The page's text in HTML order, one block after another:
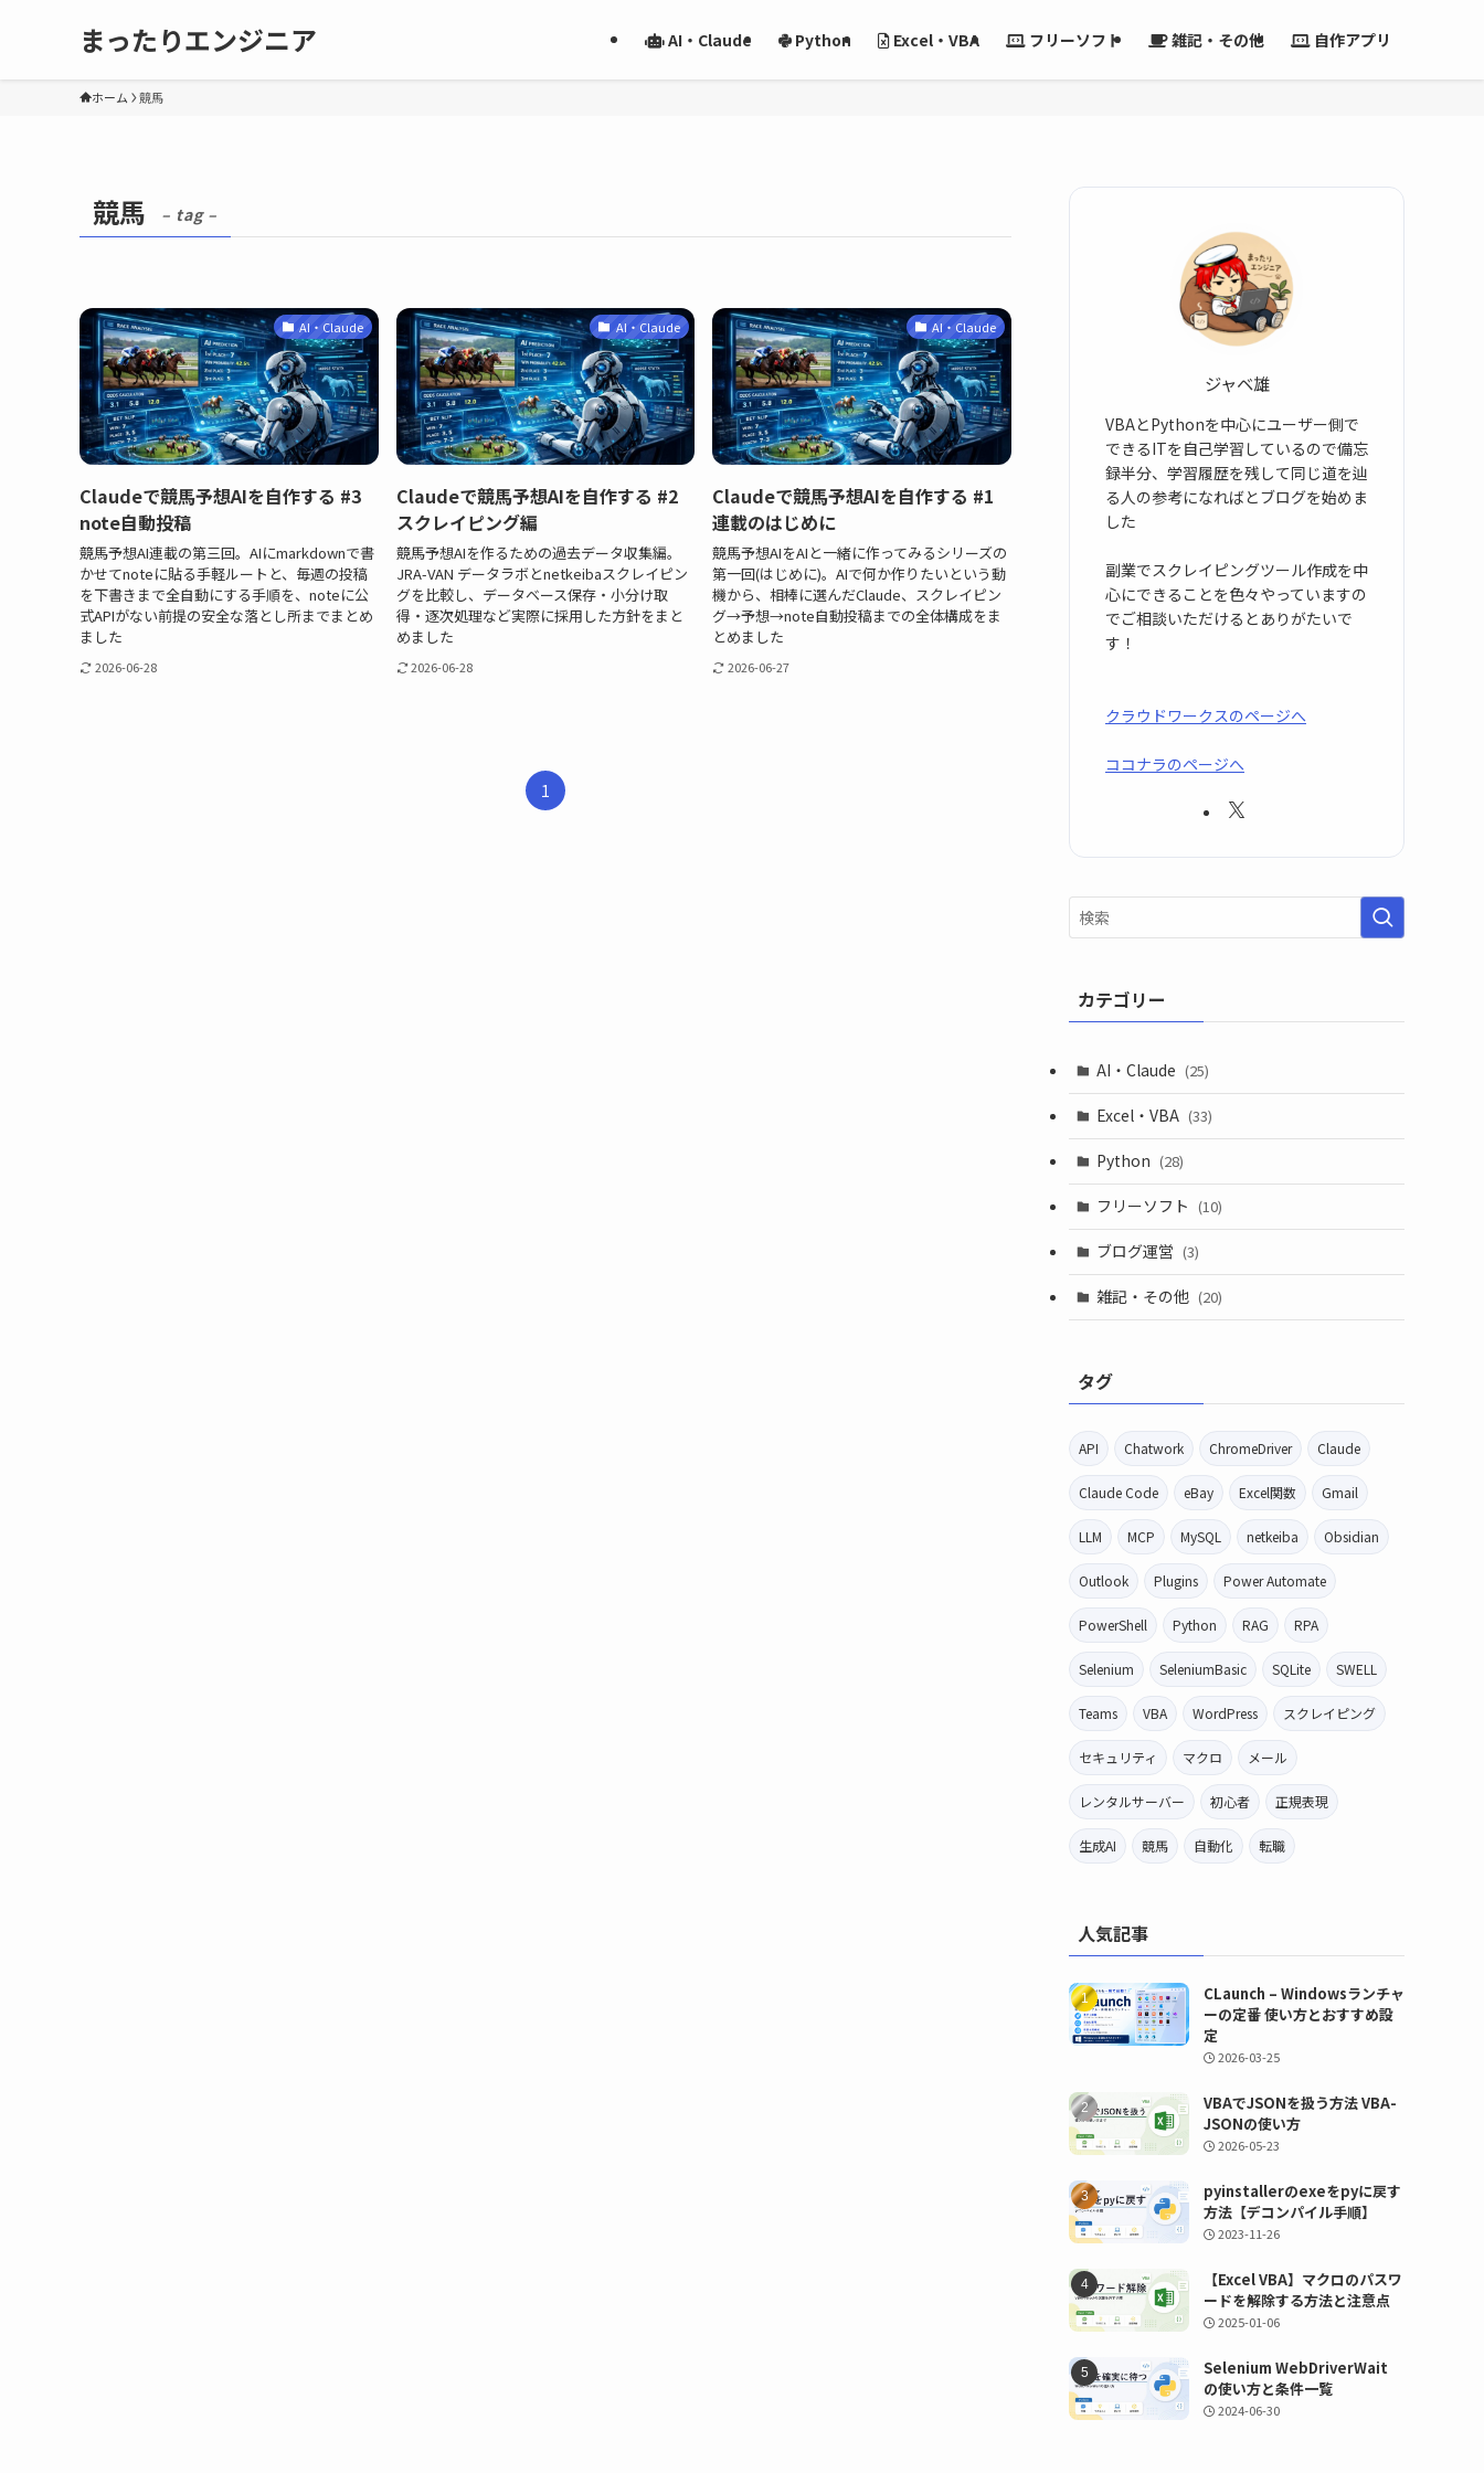
まったりエンジニア AI・Claude Python Excel・VBA フリーソフト 雑記・その他 自作アプリ
ホーム 競馬
競馬 – tag –
AI・Claude
Claudeで競馬予想AIを自作する #3
note自動投稿
競馬予想AI連載の第三回。AIにmarkdownで書
かせてnoteに貼る手軽ルートと、毎週の投稿
を下書きまで全自動にする手順を、noteに公
式APIがない前提の安全な落とし所までまとめ
ました
2026-06-28
AI・Claude
Claudeで競馬予想AIを自作する #2
スクレイピング編
競馬予想AIを作るための過去データ収集編。
JRA-VAN データラボとnetkeibaスクレイピン
グを比較し、データベース保存・小分け取
得・逐次処理など実際に採用した方針をまと
めました
2026-06-28
AI・Claude
Claudeで競馬予想AIを自作する #1
連載のはじめに
競馬予想AIをAIと一緒に作ってみるシリーズの
第一回(はじめに)。AIで何か作りたいという動
機から、相棒に選んだClaude、スクレイピン
グ→予想→note自動投稿までの全体構成をま
とめました
2026-06-27
1
ジャベ雄
VBAとPythonを中心にユーザー側で
できるITを自己学習しているので備忘
録半分、学習履歴を残して同じ道を辿
る人の参考になればとブログを始めま
した
副業でスクレイピングツール作成を中
心にできることを色々やっていますの
でご相談いただけるとありがたいで
す！
クラウドワークスのページへ
ココナラのページへ
カテゴリー
AI・Claude (25)
Excel・VBA (33)
Python (28)
フリーソフト (10)
ブログ運営 (3)
雑記・その他 (20)
タグ
API Chatwork ChromeDriver Claude
Claude Code eBay Excel関数 Gmail
LLM MCP MySQL netkeiba Obsidian
Outlook Plugins Power Automate
PowerShell Python RAG RPA
Selenium SeleniumBasic SQLite SWELL
Teams VBA WordPress スクレイピング
セキュリティ マクロ メール
レンタルサーバー 初心者 正規表現
生成AI 競馬 自動化 転職
人気記事
CLaunch – Windowsランチャ
ーの定番 使い方とおすすめ設
定
2026-03-25
VBAでJSONを扱う方法 VBA-
JSONの使い方
2026-05-23
pyinstallerのexeをpyに戻す
方法【デコンパイル手順】
2023-11-26
【Excel VBA】マクロのパスワ
ードを解除する方法と注意点
2025-01-06
Selenium WebDriverWait
の使い方と条件一覧
2024-06-30